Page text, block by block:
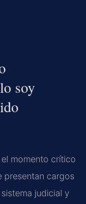
soy
momento crítico
presentan cargos
judicial y